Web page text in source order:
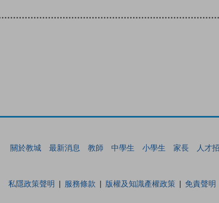
關於教城 最新消息 教師 中學生 小學生 家長 人才
私隱政策聲明 服務條款 版權及知識產權政策 免責聲明